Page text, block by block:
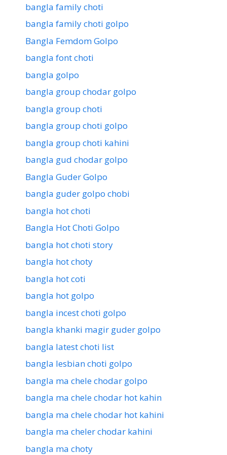
bangla family choti
bangla family choti golpo
Bangla Femdom Golpo
bangla font choti
bangla golpo
bangla group chodar golpo
bangla group choti
bangla group choti golpo
bangla group choti kahini
bangla gud chodar golpo
Bangla Guder Golpo
bangla guder golpo chobi
bangla hot choti
Bangla Hot Choti Golpo
bangla hot choti story
bangla hot choty
bangla hot coti
bangla hot golpo
bangla incest choti golpo
bangla khanki magir guder golpo
bangla latest choti list
bangla lesbian choti golpo
bangla ma chele chodar golpo
bangla ma chele chodar hot kahin
bangla ma chele chodar hot kahini
bangla ma cheler chodar kahini
bangla ma choty